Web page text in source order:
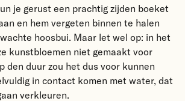
je gerust een prachtig zijden boeket
en hem vergeten binnen te halen
hoosbui. Maar let wel op: in het
kunstbloemen niet gemaakt voor
den duur zou het dus voor kunnen
in contact komen met water, dat
verkleuren.